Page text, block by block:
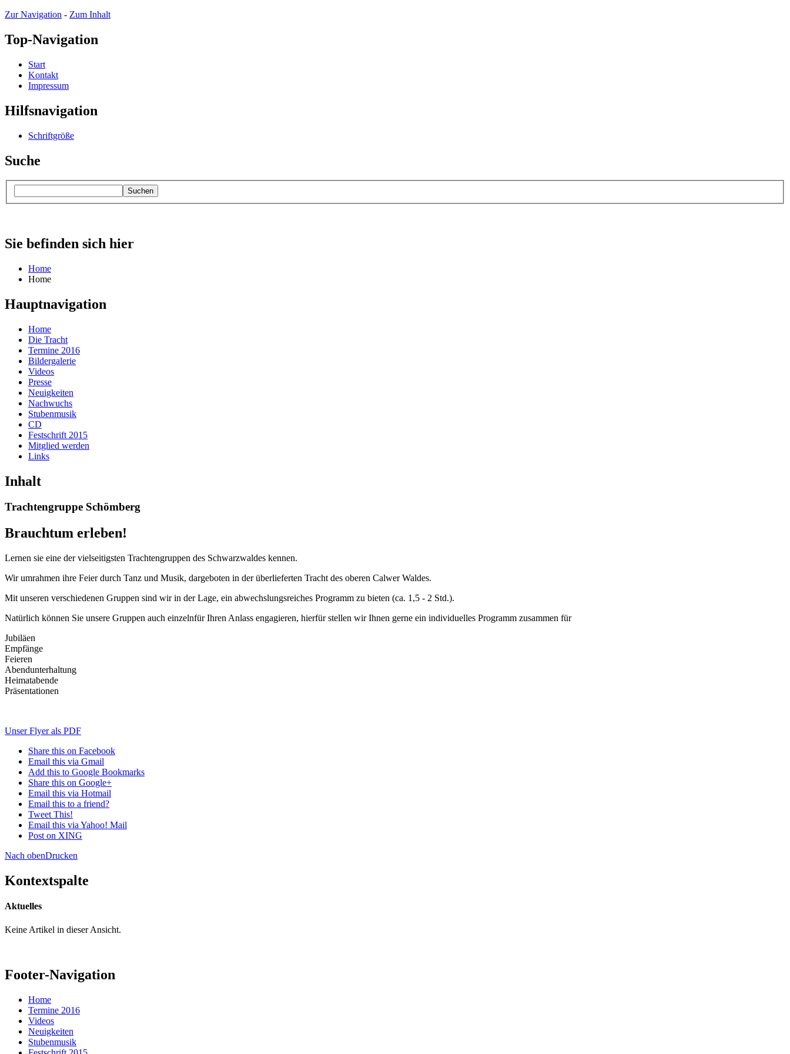
Zur Navigation - Zum Inhalt
Top-Navigation
Start
Kontakt
Impressum
Hilfsnavigation
Schriftgröße
Suche
Suchen
Sie befinden sich hier
Home
Home
Hauptnavigation
Home
Die Tracht
Termine 2016
Bildergalerie
Videos
Presse
Neuigkeiten
Nachwuchs
Stubenmusik
CD
Festschrift 2015
Mitglied werden
Links
Inhalt
Trachtengruppe Schömberg
Brauchtum erleben!
Lernen sie eine der vielseitigsten Trachtengruppen des Schwarzwaldes kennen.
Wir umrahmen ihre Feier durch Tanz und Musik, dargeboten in der überlieferten Tracht des oberen Calwer Waldes.
Mit unseren verschiedenen Gruppen sind wir in der Lage, ein abwechslungsreiches Programm zu bieten (ca. 1,5 - 2 Std.).
Natürlich können Sie unsere Gruppen auch einzelnfür Ihren Anlass engagieren, hierfür stellen wir Ihnen gerne ein individuelles Programm zusammen für
Jubiläen
Empfänge
Feieren
Abendunterhaltung
Heimatabende
Präsentationen
Unser Flyer als PDF
Share this on Facebook
Email this via Gmail
Add this to Google Bookmarks
Share this on Google+
Email this via Hotmail
Email this to a friend?
Tweet This!
Email this via Yahoo! Mail
Post on XING
Nach obenDrucken
Kontextspalte
Aktuelles
Keine Artikel in dieser Ansicht.
Footer-Navigation
Home
Termine 2016
Videos
Neuigkeiten
Stubenmusik